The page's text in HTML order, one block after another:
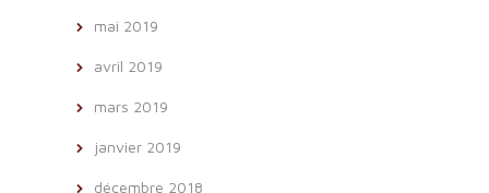
mai 2019
avril 2019
mars 2019
janvier 2019
décembre 2018